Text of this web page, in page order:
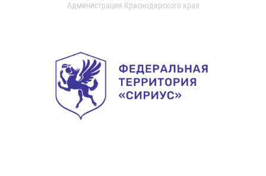
Администрация Краснодарского края